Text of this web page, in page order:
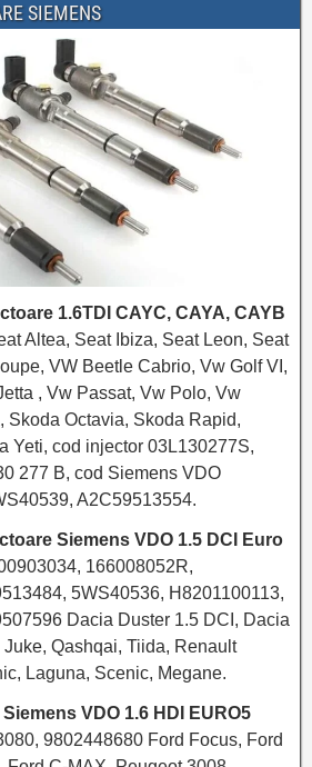
SIEMENS
1.6TDI CAYC, CAYA, CAYB
Altea, Seat Ibiza, Seat Leon, Seat
VW Beetle Cabrio, Vw Golf VI,
, Vw Passat, Vw Polo, Vw
Skoda Octavia, Skoda Rapid,
Yeti, cod injector 03L130277S,
277 B, cod Siemens VDO
A2C59513554.
Siemens VDO 1.5 DCI Euro
166008052R,
5WS40536, H8201100113,
Dacia Duster 1.5 DCI, Dacia
Qashqai, Tiida, Renault
Laguna, Scenic, Megane.
VDO 1.6 HDI EURO5
9802448680 Ford Focus, Ford